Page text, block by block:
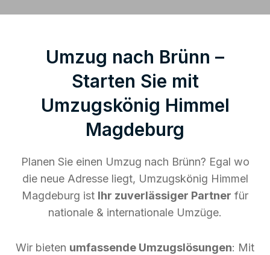
Umzug nach Brünn –
Starten Sie mit
Umzugskönig Himmel
Magdeburg
Planen Sie einen Umzug nach Brünn? Egal wo
die neue Adresse liegt, Umzugskönig Himmel
Magdeburg ist Ihr zuverlässiger Partner für
nationale & internationale Umzüge.
Wir bieten umfassende Umzugslösungen: Mit